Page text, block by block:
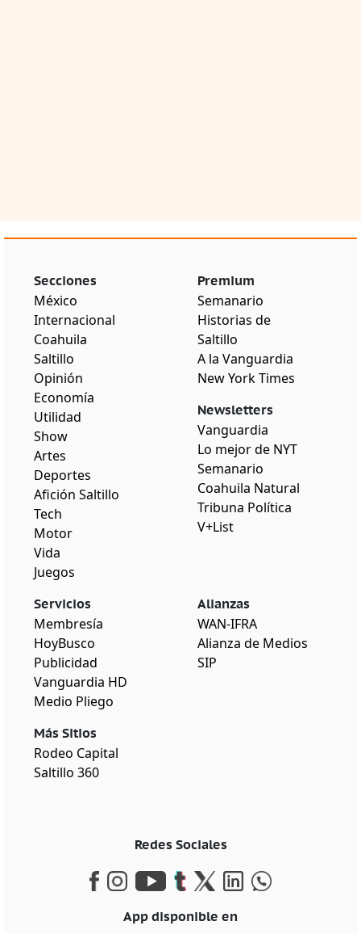
Secciones
México
Internacional
Coahuila
Saltillo
Opinión
Economía
Utilidad
Show
Artes
Deportes
Afición Saltillo
Tech
Motor
Vida
Juegos
Premium
Semanario
Historias de
Saltillo
A la Vanguardia
New York Times
Newsletters
Vanguardia
Lo mejor de NYT
Semanario
Coahuila Natural
Tribuna Política
V+List
Servicios
Membresía
HoyBusco
Publicidad
Vanguardia HD
Medio Pliego
Más Sitios
Rodeo Capital
Saltillo 360
Alianzas
WAN-IFRA
Alianza de Medios
SIP
Redes Sociales
App disponible en